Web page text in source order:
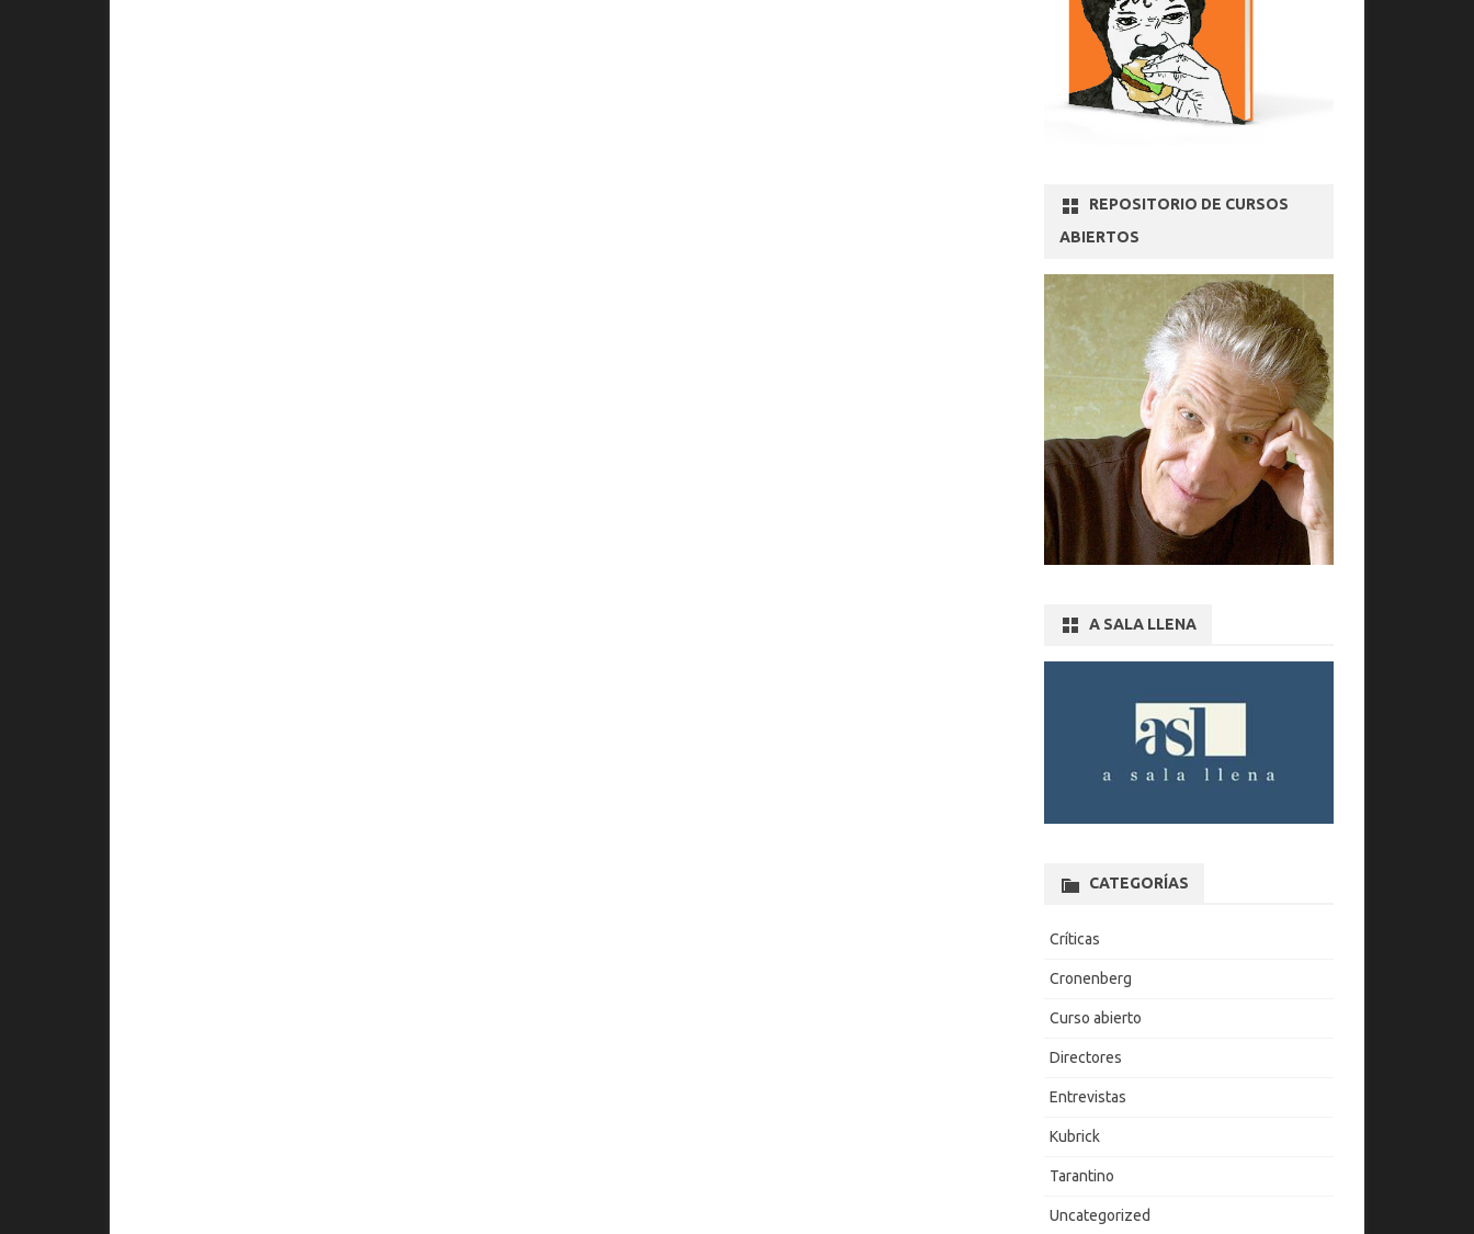
REPOSITORIO DE CURSOS
ABIERTOS
A SALA LLENA
CATEGORÍAS
Críticas
Cronenberg
Curso abierto
Directores
Entrevistas
Kubrick
Tarantino
Uncategorized